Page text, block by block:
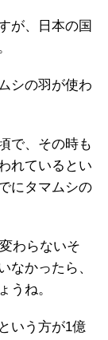
が、日本の国
シの羽が使わ
で、その時も
れているとい
にタマムシの
わらないそ
なかったら、
うね。
いう方が1億